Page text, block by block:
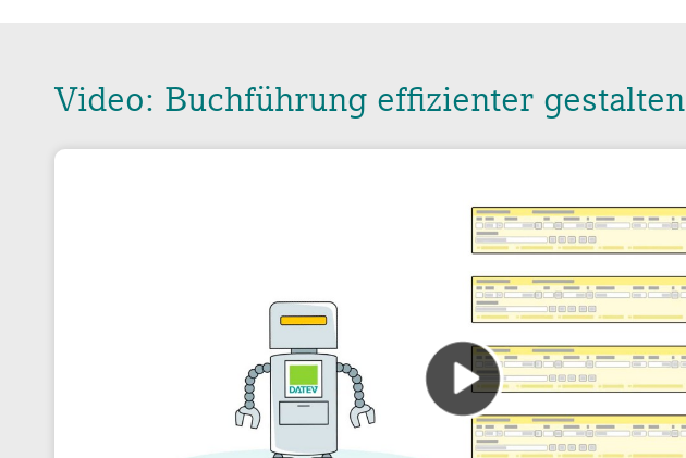
Video: Buchführung effizienter gestalten